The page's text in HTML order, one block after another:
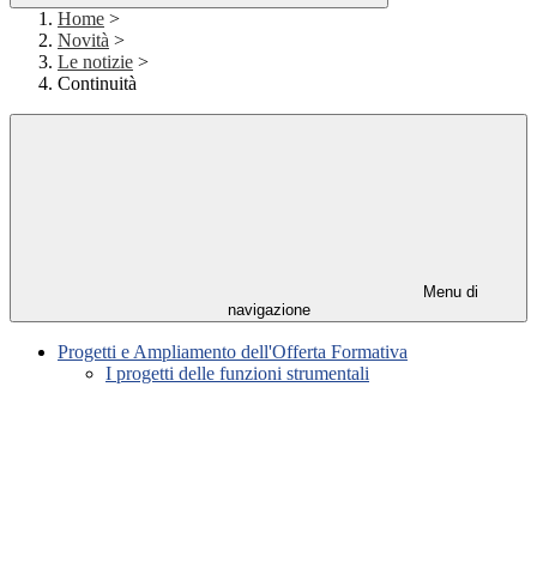
Home >
Novità >
Le notizie >
Continuità
Menu di
navigazione
Progetti e Ampliamento dell'Offerta Formativa
I progetti delle funzioni strumentali